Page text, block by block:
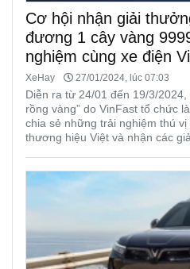
Cơ hội nhận giải
đương 1 cây vàng
nghiệm cùng xe điện
XeHay 27/01/2024, lúc 07:03
Diễn ra từ 24/01 đến 19/3/2024,
rồng vàng” do VinFast tổ chức
chia sẻ những trải nghiệm thú
thương hiệu Việt và nhận các